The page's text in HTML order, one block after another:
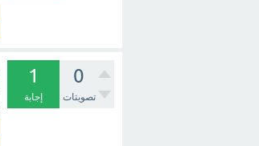
0
تصويتات
1
إجابة